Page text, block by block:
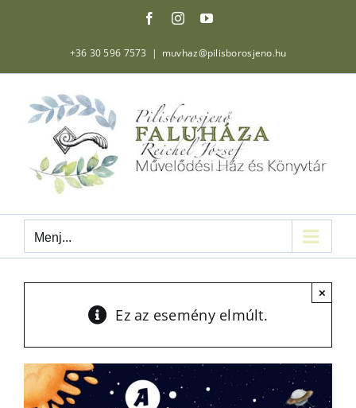
FacebookInstagramYouTube
+36 30 596 7573 | muvhaz@pilisborosjeno.hu
Menj...
Ez az esemény elmúlt.
×